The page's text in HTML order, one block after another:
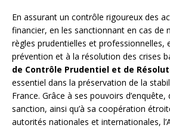
En assurant un contrôle rigoureux des
financier, en les sanctionnant en cas de
règles prudentielles et professionnelles,
prévention et à la résolution des crises
de Contrôle Prudentiel et de
essentiel dans la préservation de la
France. Grâce à ses pouvoirs d’enquête,
sanction, ainsi qu’à sa coopération
autorités nationales et internationales,